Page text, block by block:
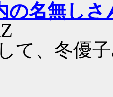
の名無しさ
て、冬優